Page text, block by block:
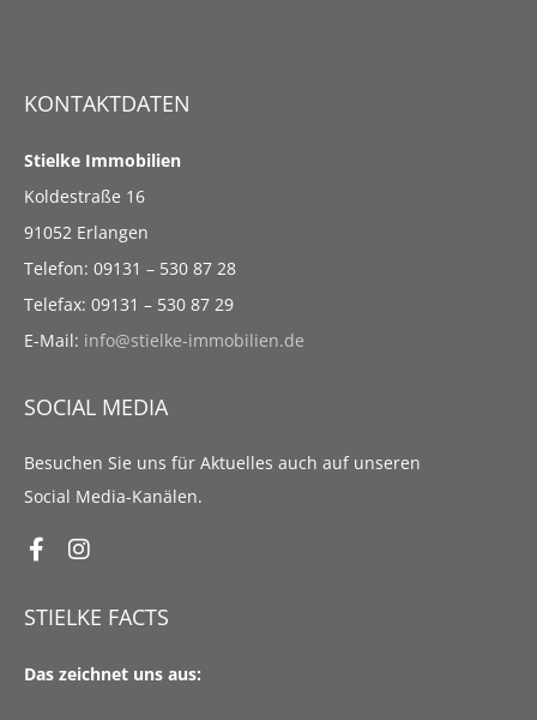
KONTAKTDATEN
Stielke Immobilien
Koldestraße 16
91052 Erlangen
Telefon: 09131 – 530 87 28
Telefax: 09131 – 530 87 29
E-Mail: info@stielke-immobilien.de
SOCIAL MEDIA
Besuchen Sie uns für Aktuelles auch auf unseren
Social Media-Kanälen.
STIELKE FACTS
Das zeichnet uns aus: